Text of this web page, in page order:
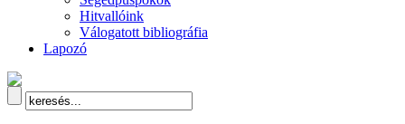
Hitvallóink
Válogatott bibliográfia
Lapozó